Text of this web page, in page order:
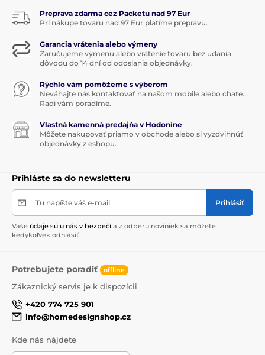
Preprava zdarma cez Packetu nad 97 Eur
Pri nákupe tovaru nad 97 Eur platíme prepravu.
Garancia vrátenia alebo výmeny
Zaručujeme výmenu alebo vrátenie tovaru bez udania
dôvodu do 14 dní od odoslania objednávky.
Rýchlo vám pomôžeme s výberom
Neváhajte nás kontaktovať na našom mobile alebo chate.
Radi vám poradíme.
Vlastná kamenná predajňa v Hodoníne
Môžete nakupovať priamo v obchode alebo si vyzdvihnúť
objednávky z eshopu.
Prihláste sa do newsletteru
Tu napíšte váš e-mail Prihlásiť
Vaše údaje sú u nás v bezpečí a z odberu noviniek sa môžete
kedykoľvek odhlásiť.
Potrebujete poradiť offline
Zákaznický servis je k dispozícii
+420 774 725 901
info@homedesignshop.cz
Kde nás nájdete